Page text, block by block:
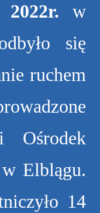
w
się
ruchem
Ośrodek
Elblągu.
14